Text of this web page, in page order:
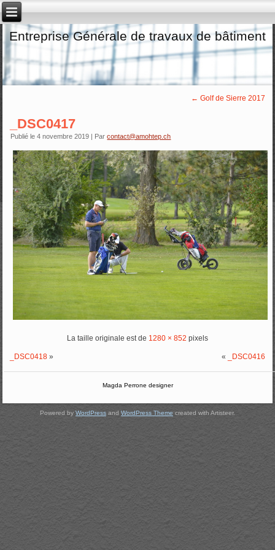
Entreprise Générale de travaux de bâtiment
← Golf de Sierre 2017
_DSC0417
Publié le 4 novembre 2019 | Par contact@amohtep.ch
La taille originale est de 1280 × 852 pixels
_DSC0418 » « _DSC0416
Magda Perrone designer
Powered by WordPress and WordPress Theme created with Artisteer.